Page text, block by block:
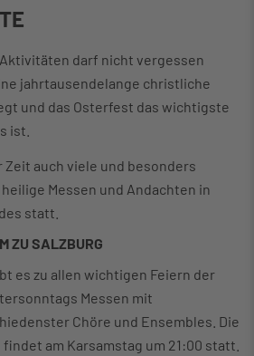
darf nicht vergessen
jahrtausendelange christliche
und das Osterfest das wichtigste
ist.
Zeit auch viele und besonders
Messen und Andachten in
statt.
ZU SALZBURG
es zu allen wichtigen Feiern der
Messen mit
Chöre und Ensembles. Die
am Karsamstag um 21:00 statt.